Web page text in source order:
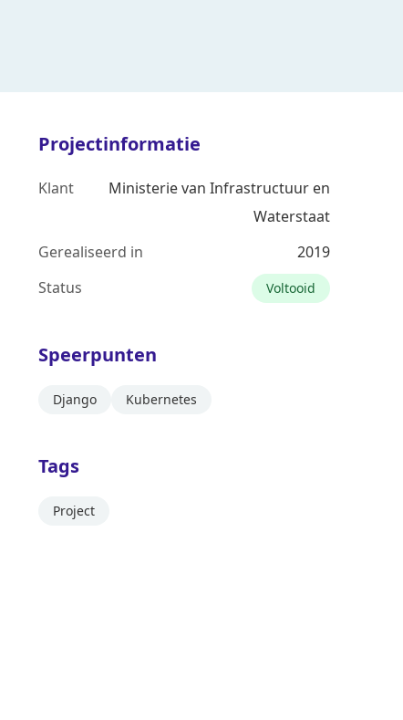
Projectinformatie
Klant
Ministerie van Infrastructuur en
Waterstaat
Gerealiseerd in
2019
Status
Voltooid
Speerpunten
Django Kubernetes
Tags
Project